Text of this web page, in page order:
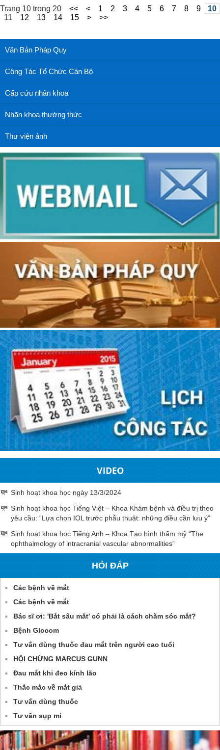
Trang 10 trong 20 << < 1 2 3 4 5 6 7 8 9
10
11
12 13 14 15 > >>
Văn Bản Pháp Quy
Công Tác Tổ Chức Cán Bộ
Cấp cứu nhãn khoa
Nhãn khoa thường thức
Thư viện ảnh
VIDEO
Sinh hoạt khoa học ngày 13/3/2024
Sinh hoạt khoa học Tiếng Việt – Khoa Khám bệnh và điều trị theo
yêu cầu: “Lựa chọn IOL trước phẫu thuật: những điều cần lưu ý”
Sinh hoạt khoa học Tiếng Anh – Khoa Tạo hình thẩm mỹ “The
ophthalmology of intracranial vascular abnormalities”
HỎI ĐÁP
Các bệnh về mắt
Các bệnh về mắt
Bác sĩ ơi: 'Bắt sâu mắt' có phải là cách chăm sóc mắt?
Bệnh Glocom
Tư vấn dùng thuốc đau mắt trên người cao tuổi
HỘI CHỨNG MARCUS GUNN
Đau mắt khi đeo kính lão
Thắc mắc về mắt giả
Tư vấn dùng thuốc
Tư vấn sụp mí